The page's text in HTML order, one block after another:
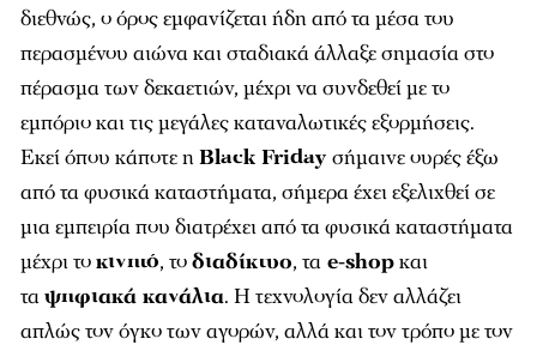
διεθνώς, ο όρος εμφανίζεται ήδη από τα μέσα του
περασμένου αιώνα και σταδιακά άλλαξε σημασία στο
πέρασμα των δεκαετιών, μέχρι να συνδεθεί με το
εμπόριο και τις μεγάλες καταναλωτικές εξορμήσεις.
Εκεί όπου κάποτε ηBlack Friday σήμαινε ουρές έξω
από τα φυσικά καταστήματα, σήμερα έχει εξελιχθεί σε
μια εμπειρία που διατρέχει από τα φυσικά καταστήματα
μέχρι τοκινητό, τοδιαδίκτυο, τα e-shopκαι
ταψηφιακά κανάλια. Η τεχνολογία δεν αλλάζει
απλώς τον όγκο των αγορών, αλλά και τον τρόπο με τον